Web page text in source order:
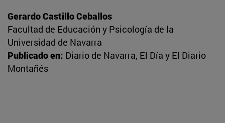
Gerardo Castillo Ceballos
Facultad de Educación y Psicología de la
Universidad de Navarra
Publicado en: Diario de Navarra, El Día y El Diario
Montañés